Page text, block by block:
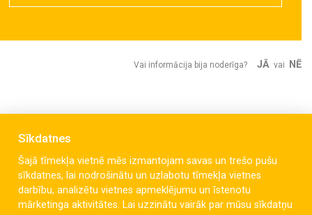
Vai informācija bija noderīga? JĀ vai NĒ
Sīkdatnes
Šajā tīmekļa vietnē mēs izmantojam savas un trešo pušu
sīkdatnes, lai nodrošinātu un uzlabotu tīmekļa vietnes
darbību, analizētu vietnes apmeklējumu un īstenotu
mārketinga aktivitātes. Lai uzzinātu vairāk par mūsu sīkdatņu